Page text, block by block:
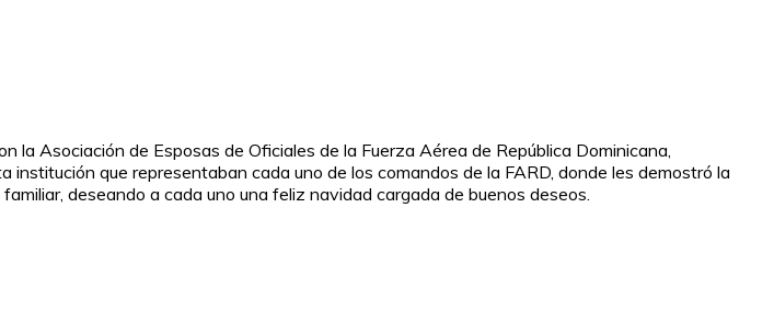
Asociación de Esposas de Oficiales de la Fuerza Aérea de República Dominicana,
que representaban cada uno de los comandos de la FARD, donde les demostró la
deseando a cada uno una feliz navidad cargada de buenos deseos.